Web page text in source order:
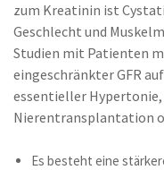
zum Kreatinin ist
Geschlecht und
Studien mit Patienten
eingeschränkter GFR
essentieller
Nierentransplantation
Es besteht eine